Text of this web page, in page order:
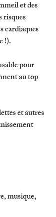
et des
risques
cardiaques
!).
pour
au top
et autres
musique,